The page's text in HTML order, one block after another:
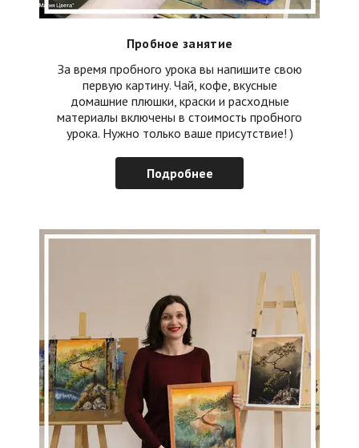
Пробное занятие
За время пробного урока вы напишите свою
первую картину. Чай, кофе, вкусные
домашние плюшки, краски и расходные
материалы включены в стоимость пробного
урока. Нужно только ваше присутствие! )
Подробнее